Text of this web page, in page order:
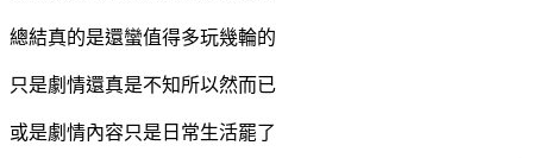
總結真的是還蠻值得多玩幾輪的
只是劇情還真是不知所以然而已
或是劇情內容只是日常生活罷了